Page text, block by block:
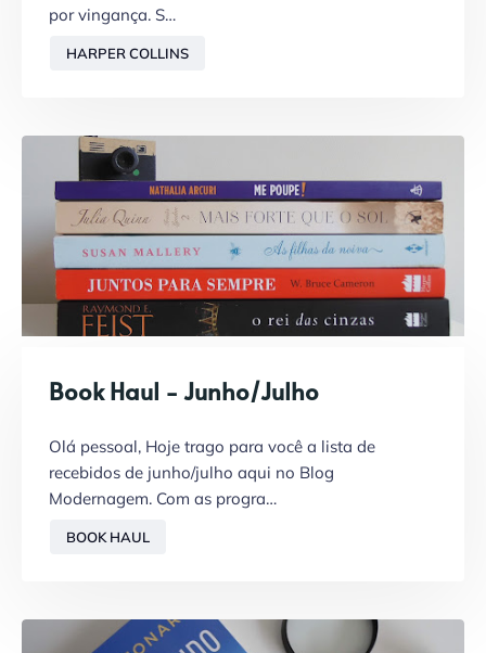
por vingança. S…
HARPER COLLINS
Book Haul - Junho/Julho
Olá pessoal, Hoje trago para você a lista de
recebidos de junho/julho aqui no Blog
Modernagem. Com as progra…
BOOK HAUL